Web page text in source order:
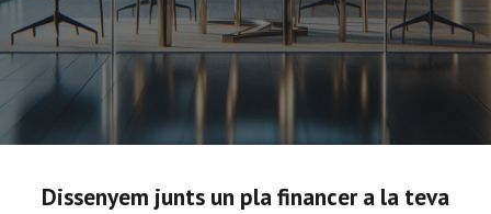
Dissenyem junts un pla financer a la teva